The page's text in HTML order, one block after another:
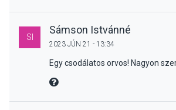
SI
Sámson Istvánné
2023 JÚN 21 - 13:34
Egy csodálatos orvos! Nagyon
MIRE MONDTA